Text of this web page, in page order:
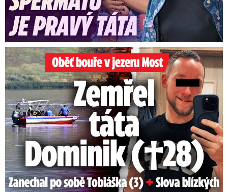
Oběť bouře v jezeru Most: Zemřel táta Dominik (†28)